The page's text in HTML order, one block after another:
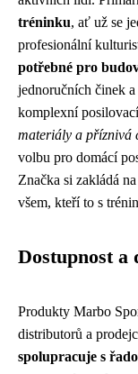
tréninku, ať už se
profesionální
potřebné pro
jednoručních činek
komplexní
materiály a příznivá
volbu pro domácí
Značka si zakládá
všem, kteří to s
Dostupnost a
Produkty Marbo
distributorů a
spolupracuje s